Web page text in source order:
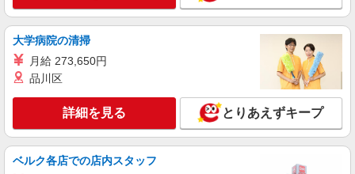
大学病院の清掃
月給 273,650円
品川区
詳細を見る とりあえずキープ
ベルク各店での店内スタッフ